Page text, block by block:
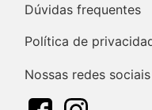
Dúvidas frequentes
Política de
Nossas redes sociais